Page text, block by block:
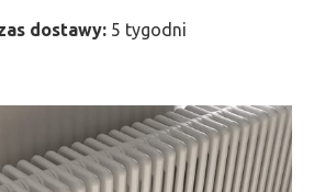
dostawy: 5 tygodni